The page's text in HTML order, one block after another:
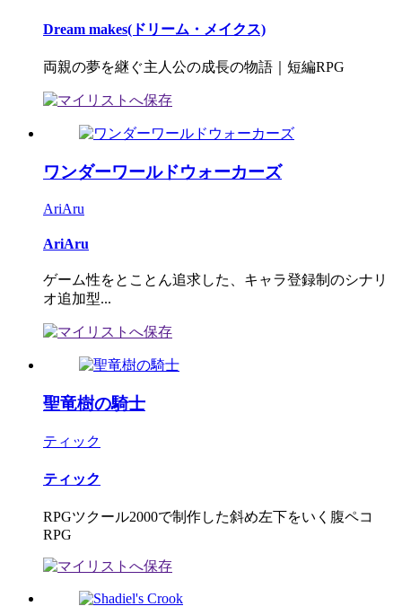
Dream makes(ドリーム・メイクス)
両親の夢を継ぐ主人公の成長の物語｜短編RPG
ワンダーワールドウォーカーズ
AriAru
AriAru
ゲーム性をとことん追求した、キャラ登録制のシナリ
オ追加型...
聖竜樹の騎士
ティック
ティック
RPGツクール2000で制作した斜め左下をいく腹ペコ
RPG